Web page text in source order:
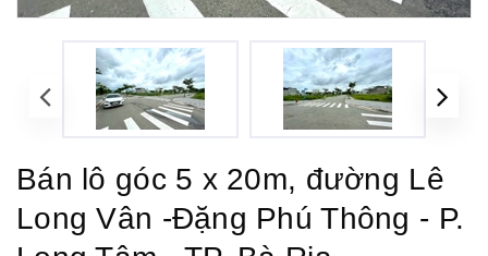
Bán lô góc 5 x 20m, đường Lê
Long Vân -Đặng Phú Thông - P.